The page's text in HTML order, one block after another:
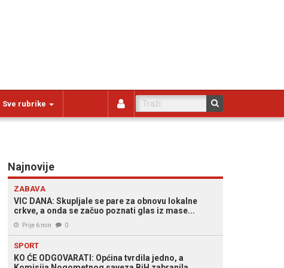
Sve rubrike
Najnovije
ZABAVA
VIC DANA: Skupljale se pare za obnovu lokalne
crkve, a onda se začuo poznati glas iz mase...
Prije 6 min 0
SPORT
KO ĆE ODGOVARATI: Općina tvrdila jedno, a